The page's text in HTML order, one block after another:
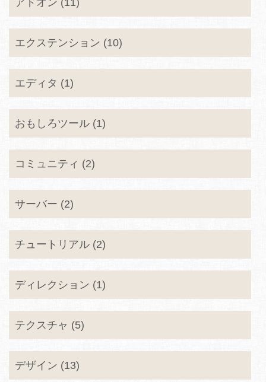
アドオン (11)
エクステンション (10)
エディタ (1)
おもしろツール (1)
コミュニティ (2)
サーバー (2)
チュートリアル (2)
ディレクション (1)
テクスチャ (5)
デザイン (13)